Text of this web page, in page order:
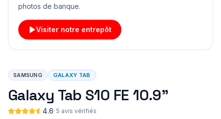
photos de banque.
Visiter notre entrepôt
SAMSUNG GALAXY TAB
Galaxy Tab S10 FE 10.9"
4.6· 5 avis vérifiés